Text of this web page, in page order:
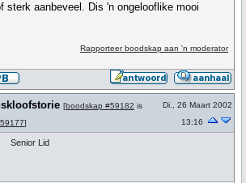
sterk aanbeveel. Dis 'n ongelooflike mooi
Rapporteer boodskap aan 'n moderator
[boodskap #59182 is
]
Di., 26 Maart 2002
13:16
Senior Lid